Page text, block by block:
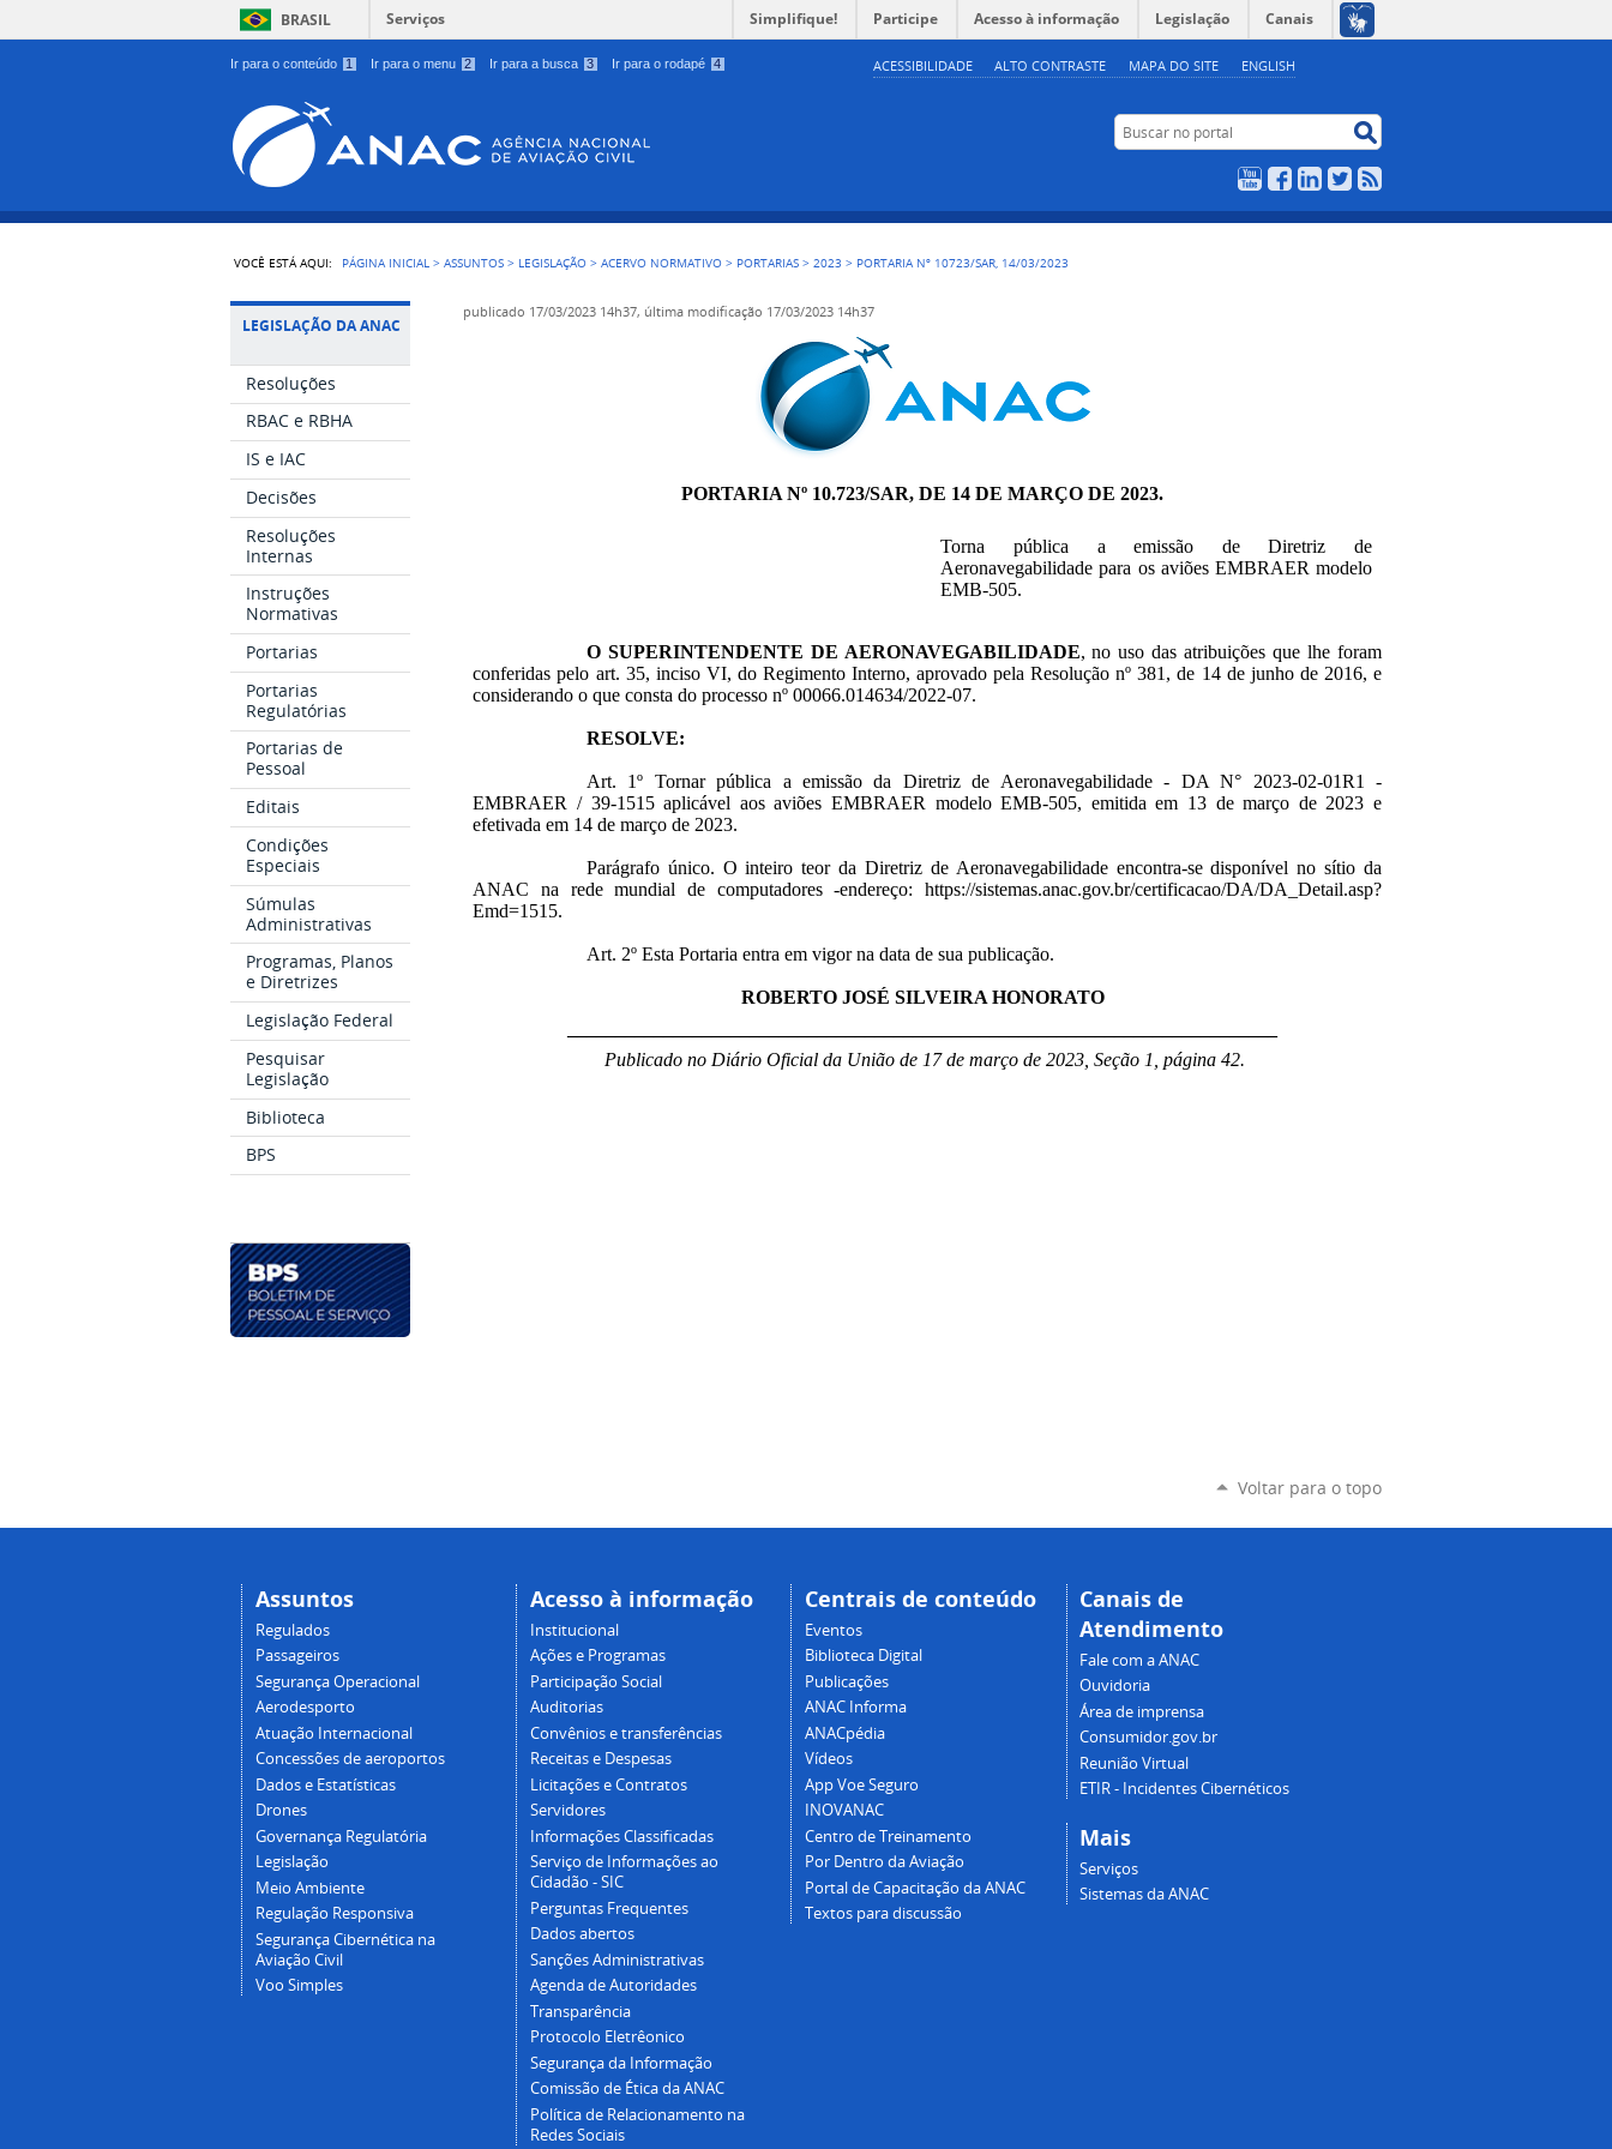
Ir para o conteúdo 1 Ir para o menu 2 Ir para a busca 3 Ir para o rodapé 4 ACESSIBILIDADE ALTO CONTRASTE MAPA DO SITE ENGLISH
BRASIL Serviços Simplifique! Participe Acesso à informação Legislação Canais
Buscar no portal
YouTubeFacebookLinkedIn
Twitter
VOCÊ ESTÁ AQUI: PÁGINA INICIAL >ASSUNTOS > LEGISLAÇÃO >ACERVO NORMATIVO > PORTARIAS >2023 > PORTARIA Nº 10723/SAR, 14/03/2023
LEGISLAÇÃO DA ANAC
Resoluções
RBAC e RBHA
IS e IAC
Decisões
Resoluções
Internas
Instruções
Normativas
Portarias
Portarias
Regulatórias
Portarias de
Pessoal
Editais
Condições
Especiais
Súmulas
Administrativas
Programas, Planos
e Diretrizes
Legislação Federal
Pesquisar
Legislação
Biblioteca
BPS
publicado 17/03/2023 14h37, última modificação 17/03/2023 14h37
PORTARIA Nº 10.723/SAR, DE 14 DE MARÇO DE 2023.
Torna pública a emissão de Diretriz de
Aeronavegabilidade para os aviões EMBRAER modelo
EMB-505.
O SUPERINTENDENTE DE AERONAVEGABILIDADE, no uso das atribuições que lhe foram
conferidas pelo art. 35, inciso VI, do Regimento Interno, aprovado pela Resolução nº 381, de 14 de junho de 2016, e
considerando o que consta do processo nº 00066.014634/2022-07.
RESOLVE:
Art. 1º Tornar pública a emissão da Diretriz de Aeronavegabilidade - DA N° 2023-02-01R1 -
EMBRAER / 39-1515 aplicável aos aviões EMBRAER modelo EMB-505, emitida em 13 de março de 2023 e
efetivada em 14 de março de 2023.
Parágrafo único. O inteiro teor da Diretriz de Aeronavegabilidade encontra-se disponível no sítio da
ANAC na rede mundial de computadores -endereço: https://sistemas.anac.gov.br/certificacao/DA/DA_Detail.asp?
Emd=1515.
Art. 2º Esta Portaria entra em vigor na data de sua publicação.
ROBERTO JOSÉ SILVEIRA HONORATO
Publicado no Diário Oficial da União de 17 de março de 2023, Seção 1, página 42.
Voltar para o topo
Assuntos
Regulados
Passageiros
Segurança Operacional
Aerodesporto
Atuação Internacional
Concessões de aeroportos
Dados e Estatísticas
Drones
Governança Regulatória
Legislação
Meio Ambiente
Regulação Responsiva
Segurança Cibernética na
Aviação Civil
Voo Simples
Acesso à informação
Institucional
Ações e Programas
Participação Social
Auditorias
Convênios e transferências
Receitas e Despesas
Licitações e Contratos
Servidores
Informações Classificadas
Serviço de Informações ao
Cidadão - SIC
Perguntas Frequentes
Dados abertos
Sanções Administrativas
Agenda de Autoridades
Transparência
Protocolo Eletrêonico
Segurança da Informação
Comissão de Ética da ANAC
Política de Relacionamento na
Redes Sociais
Centrais de conteúdo
Eventos
Biblioteca Digital
Publicações
ANAC Informa
ANACpédia
Vídeos
App Voe Seguro
INOVANAC
Centro de Treinamento
Por Dentro da Aviação
Portal de Capacitação da ANAC
Textos para discussão
Canais de
Atendimento
Fale com a ANAC
Ouvidoria
Área de imprensa
Consumidor.gov.br
Reunião Virtual
ETIR - Incidentes Cibernéticos
Mais
Serviços
Sistemas da ANAC